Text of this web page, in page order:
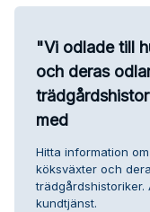
"Vi odlade till
och deras
med
Hitta information
köksväxter och
trädgårdshistoriker.
kundtjänst.